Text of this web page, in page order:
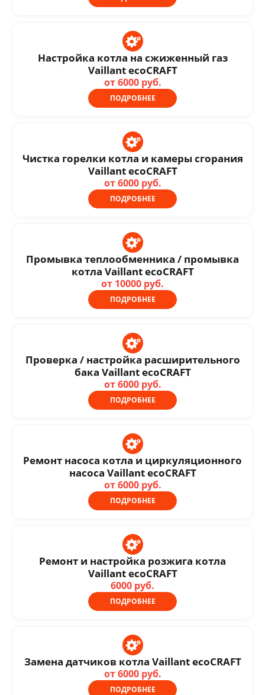
Настройка котла на сжиженный газ
Vaillant ecoCRAFT
от 6000 руб.
ПОДРОБНЕЕ
Чистка горелки котла и камеры сгорания
Vaillant ecoCRAFT
от 6000 руб.
ПОДРОБНЕЕ
Промывка теплообменника / промывка
котла Vaillant ecoCRAFT
от 10000 руб.
ПОДРОБНЕЕ
Проверка / настройка расширительного
бака Vaillant ecoCRAFT
от 6000 руб.
ПОДРОБНЕЕ
Ремонт насоса котла и циркуляционного
насоса Vaillant ecoCRAFT
от 6000 руб.
ПОДРОБНЕЕ
Ремонт и настройка розжига котла
Vaillant ecoCRAFT
6000 руб.
ПОДРОБНЕЕ
Замена датчиков котла Vaillant ecoCRAFT
от 6000 руб.
ПОДРОБНЕЕ